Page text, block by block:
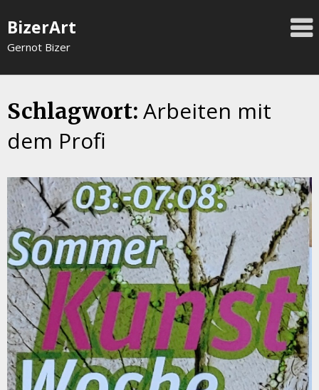
to
content
BizerArt
Gernot Bizer
Schlagwort: Arbeiten mit
dem Profi